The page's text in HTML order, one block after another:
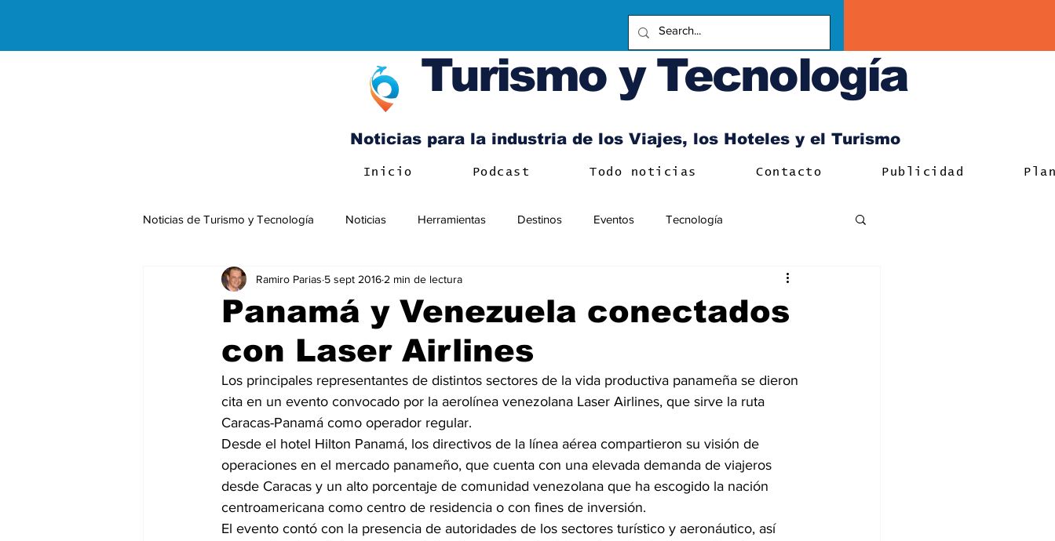
Turismo y Tecnología
Noticias para la industria de los Viajes, los Hoteles y el Turismo
Inicio Podcast Todo noticias Contacto Publicidad
Noticias de Turismo y Tecnología Noticias Herramientas Destinos Eventos Tecnología
Negocios Internacionales
Panamá y Venezuela conectados
con Laser Airlines
Ramiro Parias 5 sept 2016 2 min de lectura
Los principales representantes de distintos sectores de la vida productiva panameña se dieron
cita en un evento convocado por la aerolínea venezolana Laser Airlines, que sirve la ruta
Caracas-Panamá como operador regular.
Desde el hotel Hilton Panamá, los directivos de la línea aérea compartieron su visión de
operaciones en el mercado panameño, que cuenta con una elevada demanda de viajeros
desde Caracas y un alto porcentaje de comunidad venezolana que ha escogido la nación
centroamericana como centro de residencia o con fines de inversión.
El evento contó con la presencia de autoridades de los sectores turístico y aeronáutico, así